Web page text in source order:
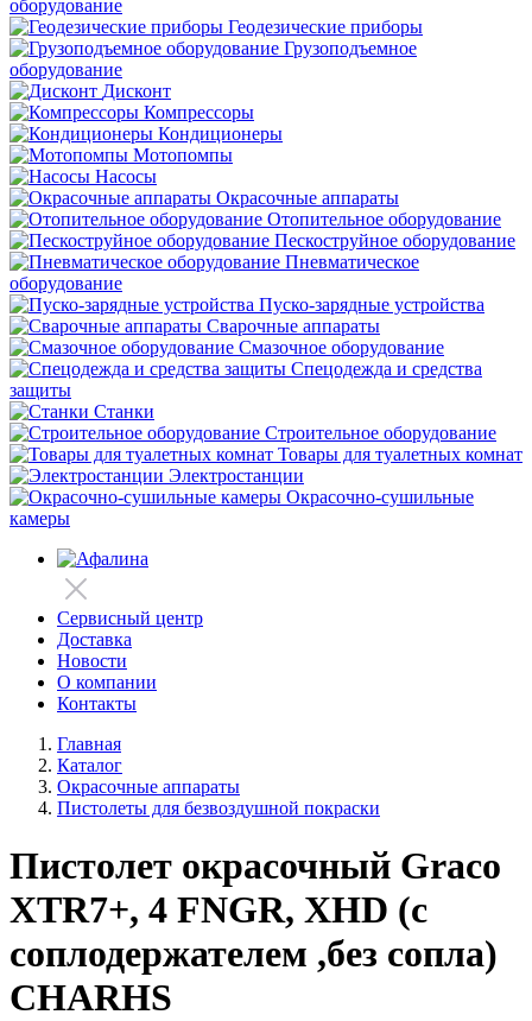
оборудование
Геодезические приборы
Грузоподъемное
оборудование
Дисконт
Компрессоры
Кондиционеры
Мотопомпы
Насосы
Окрасочные аппараты
Отопительное оборудование
Пескоструйное оборудование
Пневматическое
оборудование
Пуско-зарядные устройства
Сварочные аппараты
Смазочное оборудование
Спецодежда и средства
защиты
Станки
Строительное оборудование
Товары для туалетных комнат
Электростанции
Окрасочно-сушильные
камеры
Сервисный центр
Доставка
Новости
О компании
Контакты
Главная
Каталог
Окрасочные аппараты
Пистолеты для безвоздушной покраски
Пистолет окрасочный Graco
XTR7+, 4 FNGR, XHD (с
соплодержателем ,без сопла)
CHARHS